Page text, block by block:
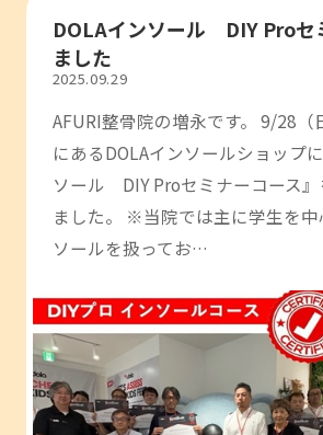
DOLAインソール DIY Proセ
ました
2025.09.29
AFURI整骨院の増永です。 9/28（
にあるDOLAインソールショップ
ソール DIY Proセミナーコース』
ました。 ※当院では主に学生を中
ソールを扱ってお…